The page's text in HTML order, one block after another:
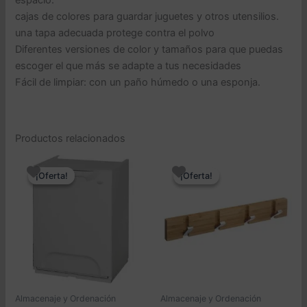
cajas de colores para guardar juguetes y otros utensilios.
una tapa adecuada protege contra el polvo
Diferentes versiones de color y tamaños para que puedas
escoger el que más se adapte a tus necesidades
Fácil de limpiar: con un paño húmedo o una esponja.
Productos relacionados
¡Oferta!
¡Oferta!
Almacenaje y Ordenación
¡Oferta!
¡Oferta!
Almacenaje y Ordenación